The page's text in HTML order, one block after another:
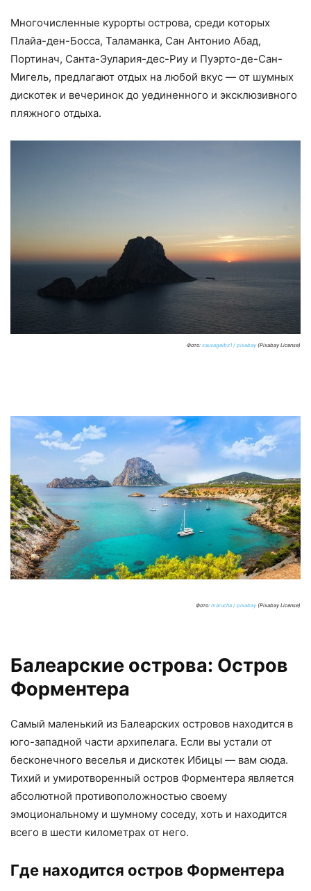
Многочисленные курорты острова, среди которых
Плайа-ден-Босса, Таламанка, Сан Антонио Абад,
Портинач, Санта-Эулария-дес-Риу и Пуэрто-де-Сан-
Мигель, предлагают отдых на любой вкус — от шумных
дискотек и вечеринок до уединенного и эксклюзивного
пляжного отдыха.
Фото: sauvageibz1 / pixabay (Pixabay License)
Фото: marucha / pixabay (Pixabay License)
Балеарские острова: Остров
Форментера
Самый маленький из Балеарских островов находится в
юго-западной части архипелага. Если вы устали от
бесконечного веселья и дискотек Ибицы — вам сюда.
Тихий и умиротворенный остров Форментера является
абсолютной противоположностью своему
эмоциональному и шумному соседу, хоть и находится
всего в шести километрах от него.
Где находится остров Форментера